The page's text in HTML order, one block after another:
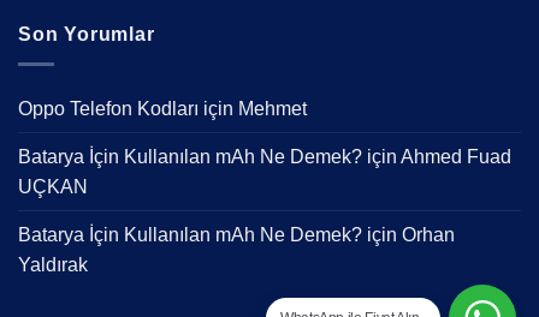
Modelleri
Hangileri?
Programları
Son Yorumlar
Oppo Telefon Kodları için Mehmet
Batarya İçin Kullanılan mAh Ne Demek? için Ahmed Fuad
UÇKAN
Batarya İçin Kullanılan mAh Ne Demek? için Orhan
Yaldırak